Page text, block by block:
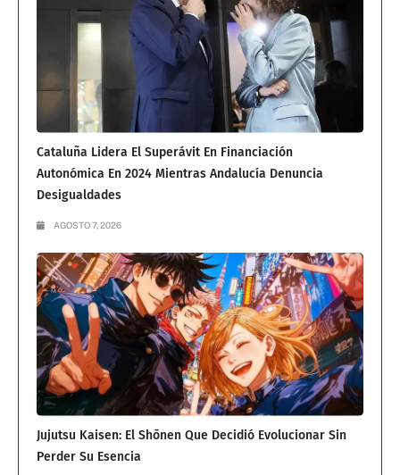
Cataluña Lidera El Superávit En Financiación
Autonómica En 2024 Mientras Andalucía Denuncia
Desigualdades
AGOSTO 7, 2026
Jujutsu Kaisen: El Shōnen Que Decidió Evolucionar Sin
Perder Su Esencia